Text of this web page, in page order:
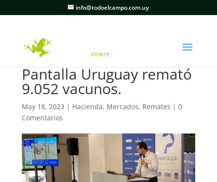
info@todoelcampo.com.uy
Pantalla Uruguay remató
9.052 vacunos.
May 18, 2023 | Hacienda, Mercados, Remates | 0
Comentarios